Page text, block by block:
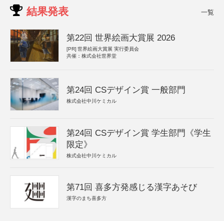
結果発表 一覧
第22回 世界絵画大賞展 2026
[PR] 世界絵画大賞展 実行委員会
共催：株式会社世界堂
第24回 CSデザイン賞 一般部門
株式会社中川ケミカル
第24回 CSデザイン賞 学生部門《学生
限定》
株式会社中川ケミカル
第71回 喜多方発感じる漢字あそび
漢字のまち喜多方